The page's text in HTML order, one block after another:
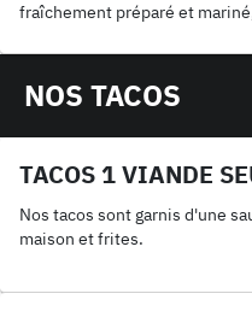
fraîchement préparé et
NOS TACOS
TACOS 1 VIANDE
Nos tacos sont garnis d'une
maison et frites.